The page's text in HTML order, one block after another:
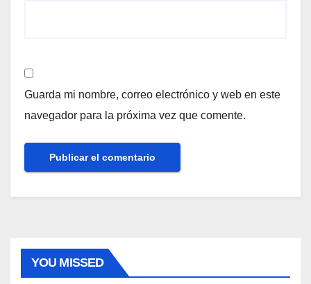
Guarda mi nombre, correo electrónico y web en este
navegador para la próxima vez que comente.
YOU MISSED